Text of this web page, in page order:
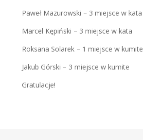
Paweł Mazurowski – 3 miejsce w kata
Marcel Kępiński – 3 miejsce w kata
Roksana Solarek – 1 miejsce w kumite
Jakub Górski – 3 miejsce w kumite
Gratulacje!